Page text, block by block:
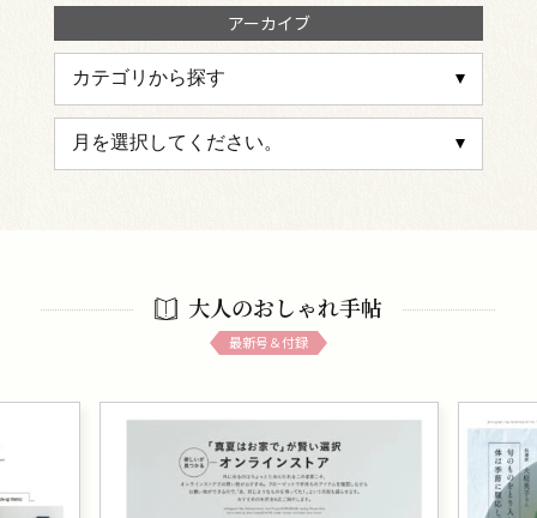
アーカイブ
大人のおしゃれ手帖
最新号＆付録